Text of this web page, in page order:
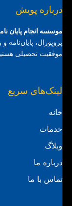
درباره پویش
موسسه انجام پایان
پروپوزال،
موفقیت تحصیلی
لینک‌های سریع
خانه
خدمات
وبلاگ
درباره ما
تماس با ما